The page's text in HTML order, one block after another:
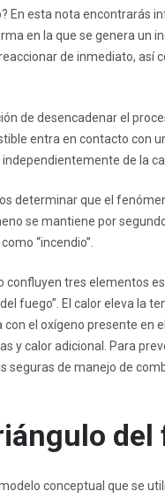
En esta nota encontrarás
en la que se genera un
de inmediato, así
de desencadenar el
entra en contacto con
de la
determinar que el
se mantiene por
“incendio”.
confluyen tres elementos
fuego”. El calor eleva la
el oxígeno presente en
y calor adicional. Para
seguras de manejo de
del
conceptual que se